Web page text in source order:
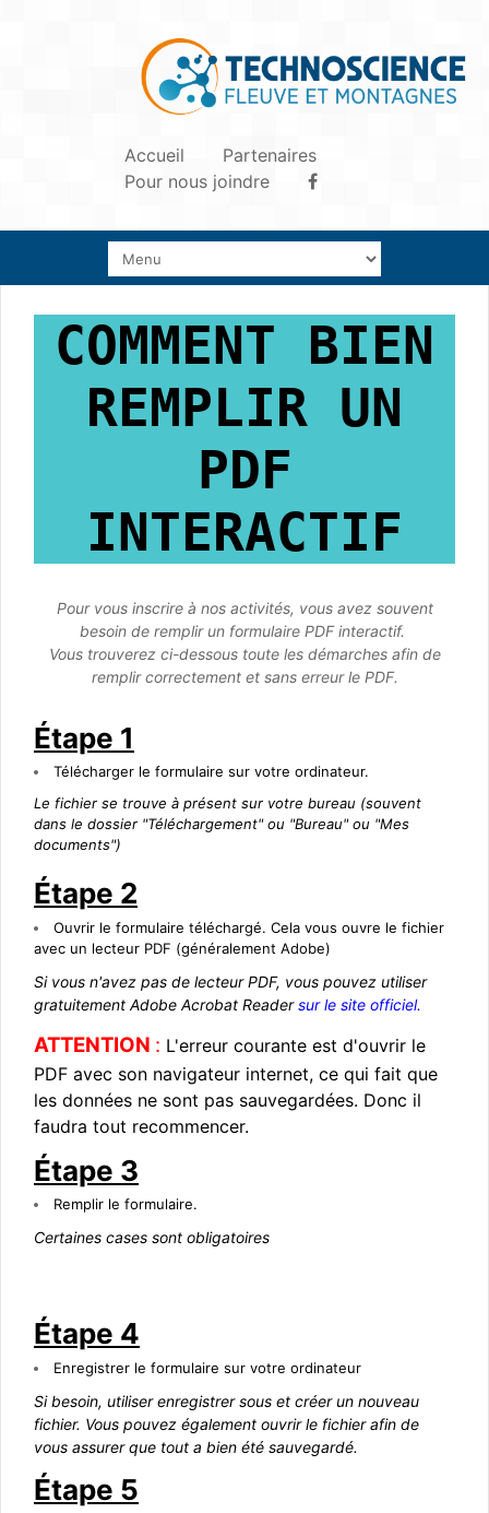
Accueil
Partenaires
Pour nous joindre
COMMENT BIEN
REMPLIR UN
PDF
INTERACTIF
Pour vous inscrire à nos activités, vous avez souvent
besoin de remplir un formulaire PDF interactif.
Vous trouverez ci-dessous toute les démarches afin de
remplir correctement et sans erreur le PDF.
Étape 1
Télécharger le formulaire sur votre ordinateur.
Le fichier se trouve à présent sur votre bureau (souvent
dans le dossier "Téléchargement" ou "Bureau" ou "Mes
documents")
Étape 2
Ouvrir le formulaire téléchargé. Cela vous ouvre le fichier
avec un lecteur PDF (généralement Adobe)
Si vous n'avez pas de lecteur PDF, vous pouvez utiliser
gratuitement Adobe Acrobat Reader sur le site officiel.
ATTENTION : L'erreur courante est d'ouvrir le
PDF avec son navigateur internet, ce qui fait que
les données ne sont pas sauvegardées. Donc il
faudra tout recommencer.
Étape 3
Remplir le formulaire.
Certaines cases sont obligatoires
Étape 4
Enregistrer le formulaire sur votre ordinateur
Si besoin, utiliser enregistrer sous et créer un nouveau
fichier. Vous pouvez également ouvrir le fichier afin de
vous assurer que tout a bien été sauvegardé.
Étape 5